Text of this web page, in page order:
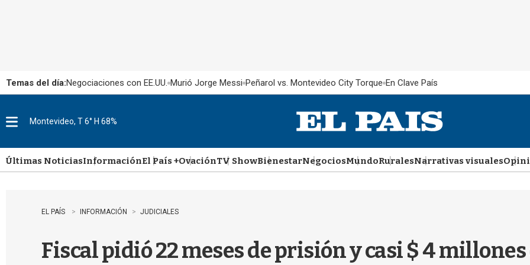
Temas del día:Negociaciones con EE.UU. Murió Jorge Messi Peñarol vs. Montevideo City Torque En Clave País
u
Montevideo, T 6° H 68%
Últimas NoticiasInformaciónEl País +OvaciónTV ShowBienestarNegociosMundoRuralesNarrativas visuales
EL PAÍS INFORMACIÓN JUDICIALES
Fiscal pidió 22 meses de prisión y casi $ 4